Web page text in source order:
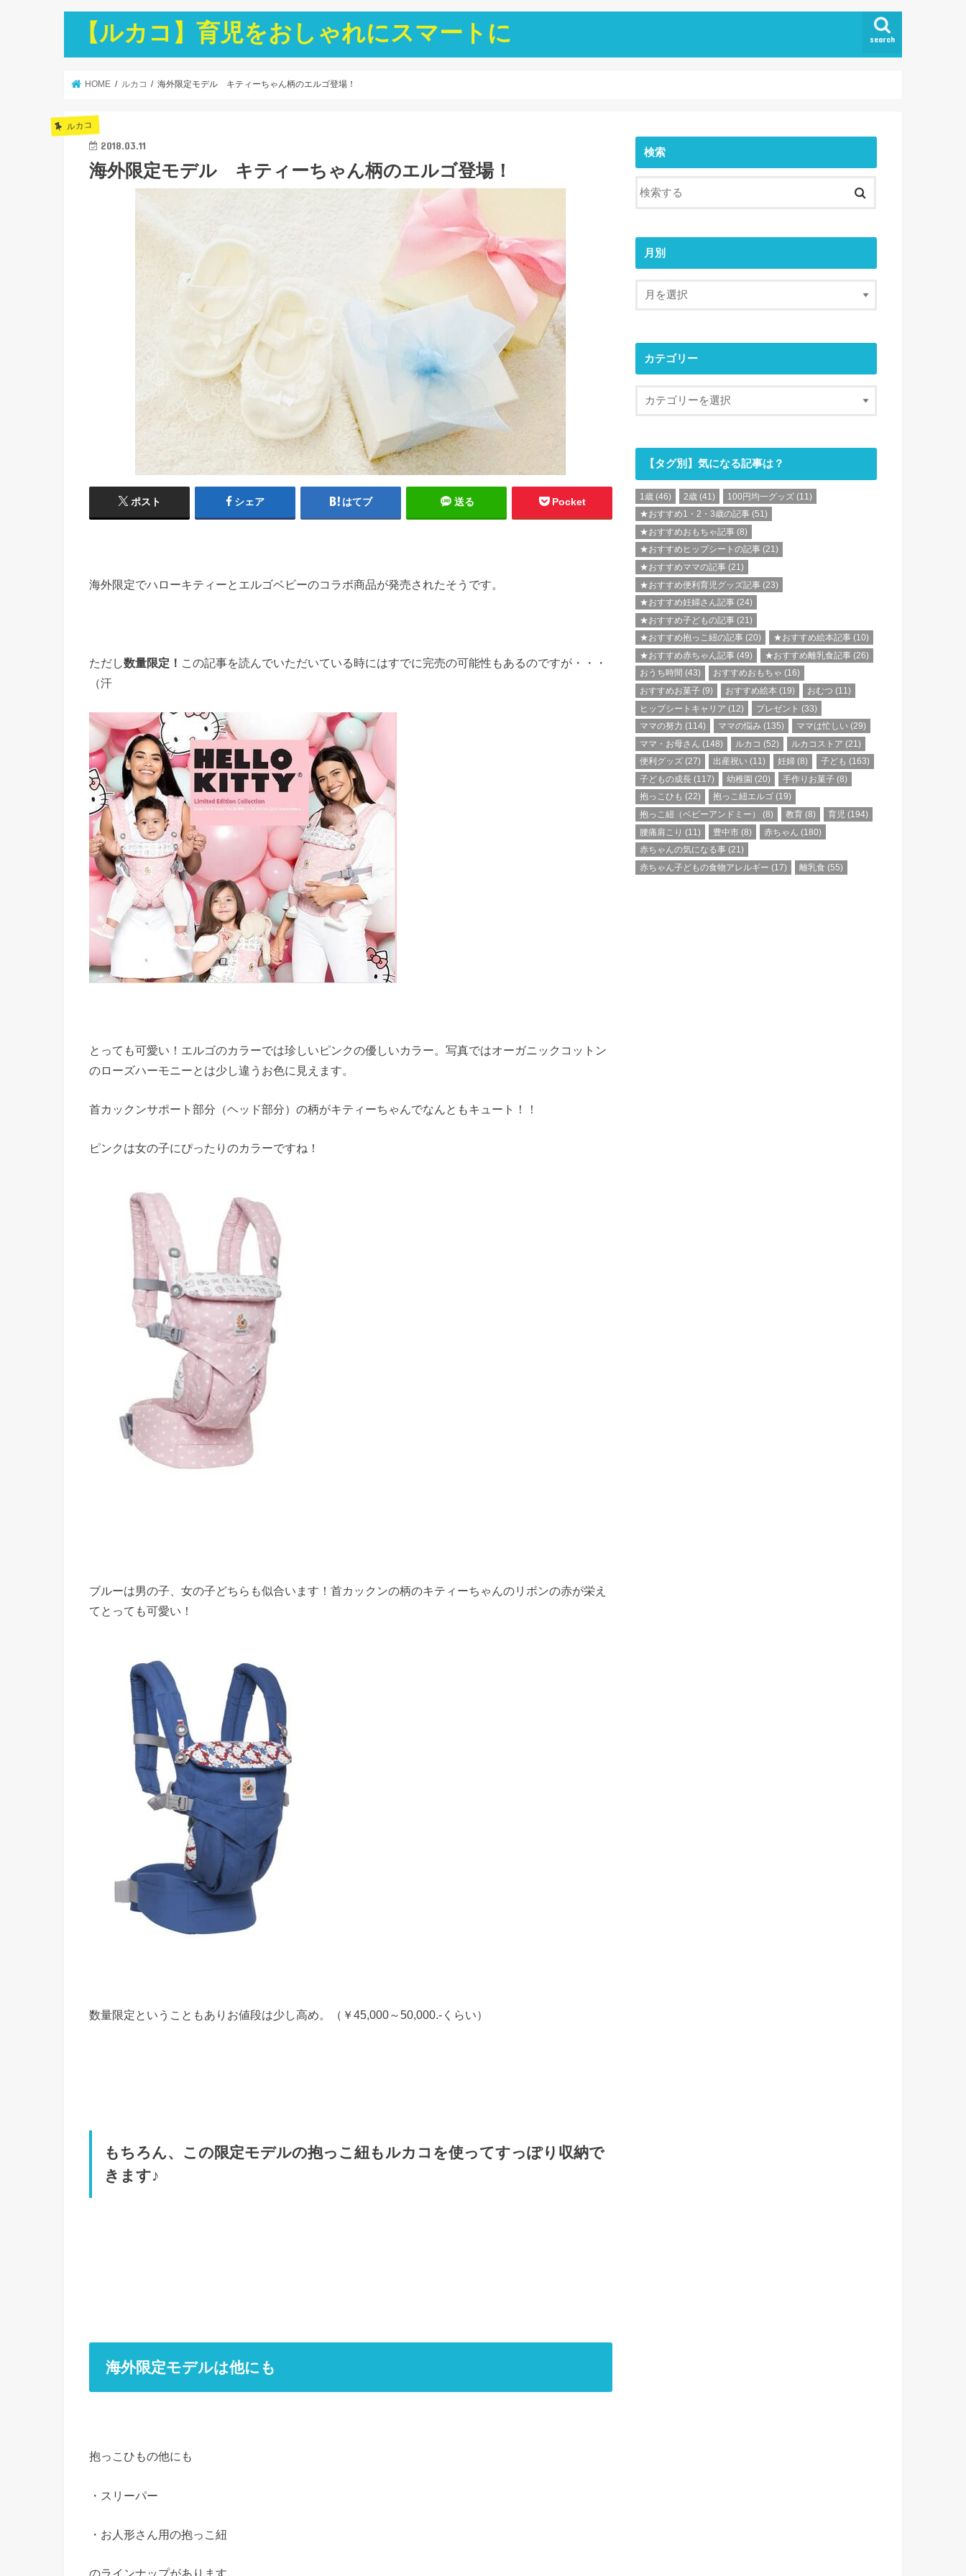
【ルカコ】育児をおしゃれにスマートに search
HOME ルカコ 海外限定モデル キティーちゃん柄のエルゴ登場！
ルカコ
2018.03.11
海外限定モデル キティーちゃん柄のエルゴ登場！
ポスト シェア はてブ 送る Pocket
海外限定でハローキティーとエルゴベビーのコラボ商品が発売されたそうです。
ただし数量限定！ この記事を読んでいただいている時にはすでに完売の可能性もあるのですが・・・
（汗
とっても可愛い！エルゴのカラーでは珍しいピンクの優しいカラー。写真ではオーガニックコットン
のローズハーモニーとは少し違うお色に見えます。
首カックンサポート部分（ヘッド部分）の柄がキティーちゃんでなんともキュート！！
ピンクは女の子にぴったりのカラーですね！
ブルーは男の子、女の子どちらも似合います！首カックンの柄のキティーちゃんのリボンの赤が栄え
てとっても可愛い！
数量限定ということもありお値段は少し高め。（￥45,000～50,000.-くらい）
もちろん、この限定モデルの抱っこ紐もルカコを使ってすっぽり収納で
きます♪
海外限定モデルは他にも
抱っこひもの他にも
・スリーパー
・お人形さん用の抱っこ紐
検索
月別
カテゴリー
【タグ別】気になる記事は？
1歳 (46) 2歳 (41) 100円均一グッズ (11)
★おすすめ1・2・3歳の記事 (51)
★おすすめおもちゃ記事 (8)
★おすすめヒップシートの記事 (21)
★おすすめママの記事 (21)
★おすすめ便利育児グッズ記事 (23)
★おすすめ妊婦さん記事 (24)
★おすすめ子どもの記事 (21)
★おすすめ抱っこ紐の記事 (20) ★おすすめ絵本記事 (10)
★おすすめ赤ちゃん記事 (49) ★おすすめ離乳食記事 (26)
おうち時間 (43) おすすめおもちゃ (16)
おすすめお菓子 (9) おすすめ絵本 (19) おむつ (11)
ヒップシートキャリア (12) プレゼント (33)
ママの努力 (114) ママの悩み (135) ママは忙しい (29)
ママ・お母さん (148) ルカコ (52) ルカコストア (21)
便利グッズ (27) 出産祝い (11) 妊婦 (8) 子ども (163)
子どもの成長 (117) 幼稚園 (20) 手作りお菓子 (8)
抱っこひも (22) 抱っこ紐エルゴ (19)
抱っこ紐（ベビーアンドミー）
(8) 教育 (8) 育児 (194)
腰痛肩こり (11) 豊中市 (8) 赤ちゃん (180)
赤ちゃんの気になる事 (21)
赤ちゃん子どもの食物アレルギー (17) 離乳食 (55)